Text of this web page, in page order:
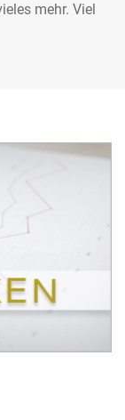
mehr. Viel